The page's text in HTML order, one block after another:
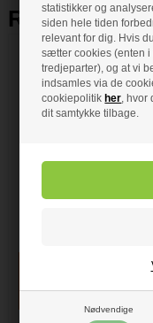
statistikker og
siden hele tiden
relevant for dig. Hvis
sætter cookies (enten i
tredjeparter), og at vi
indsamles via de
cookiepolitikher ,
dit samtykke tilbage.
Nødvendige
Relaterede